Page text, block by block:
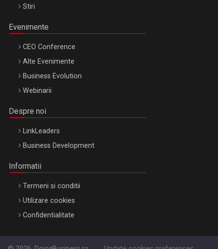
Stiri
Evenimente
CEO Conference
Alte Evenimente
Business Evolution
Webinarii
Despre noi
LinkLeaders
Business Development
Informatii
Termeni si conditii
Utilizare cookies
Confidentialitate